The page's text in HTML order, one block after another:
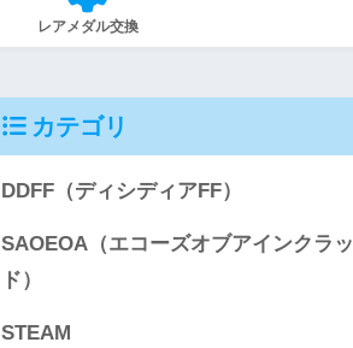
レアメダル交換
カテゴリ
DDFF（ディシディアFF）
SAOEOA（エコーズオブアインクラッ
ド）
STEAM